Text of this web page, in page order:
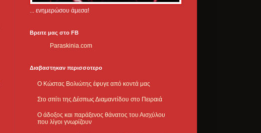
... ενημερώσου άμεσα!
Βρειτε μας στο FB
Paraskinia.com
Διαβαστηκαν περισσοτερο
Ο Κώστας Βολιώτης έφυγε από κοντά μας
Στο σπίτι της Δέσπως Διαμαντίδου στο Πειραιά
Ο άδοξος και παράξενος θάνατος του Αισχύλου
που λίγοι γνωρίζουν